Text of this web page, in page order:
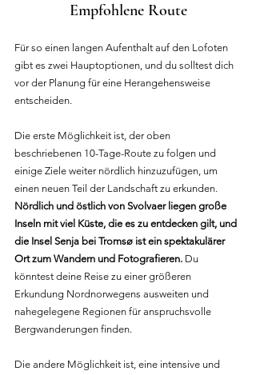
Empfohlene Route
Für so einen langen Aufenthalt auf den Lofoten
gibt es zwei Hauptoptionen, und du solltest dich
vor der Planung für eine Herangehensweise
entscheiden.
Die erste Möglichkeit ist, der oben
beschriebenen 10-Tage-Route zu folgen und
einige Ziele weiter nördlich hinzuzufügen, um
einen neuen Teil der Landschaft zu erkunden.
Nördlich und östlich von Svolvaer liegen große
Inseln mit viel Küste, die es zu entdecken gilt, und
die Insel Senja bei Tromsø ist ein spektakulärer
Ort zum Wandern und Fotografieren. Du
könntest deine Reise zu einer größeren
Erkundung Nordnorwegens ausweiten und
nahegelegene Regionen für anspruchsvolle
Bergwanderungen finden.
Die andere Möglichkeit ist, eine intensive und